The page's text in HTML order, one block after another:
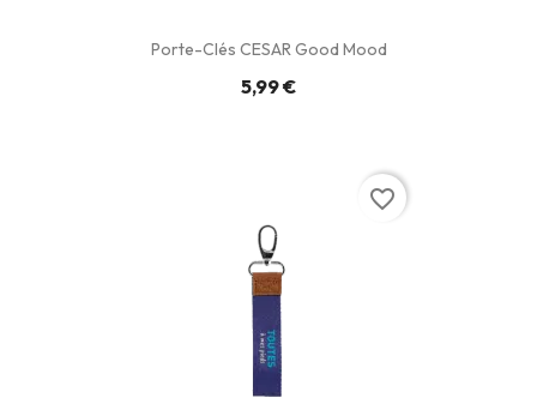
Porte-Clés CESAR Good Mood
5,99 €
favorite_border